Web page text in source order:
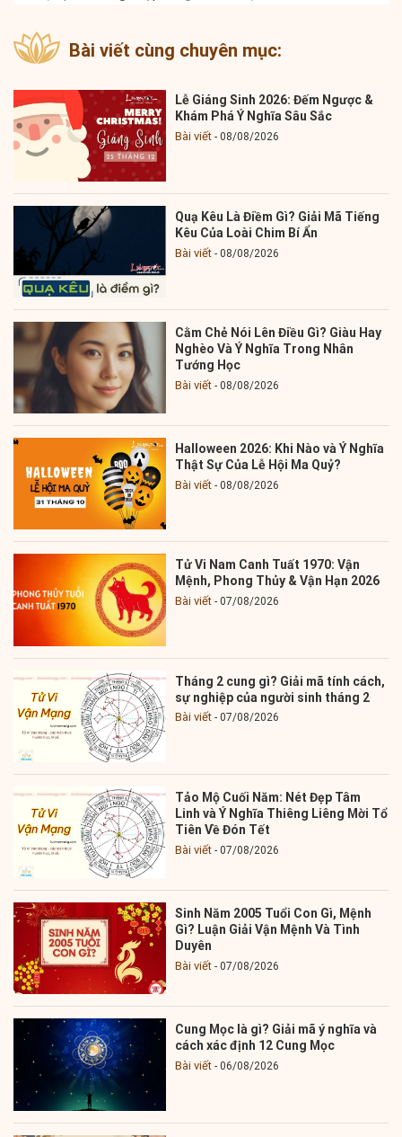
Bài viết cùng chuyên mục:
Lễ Giáng Sinh 2026: Đếm Ngược &
Khám Phá Ý Nghĩa Sâu Sắc
Bài viết 08/08/2026
Quạ Kêu Là Điềm Gì? Giải Mã Tiếng
Kêu Của Loài Chim Bí Ẩn
Bài viết 08/08/2026
Cằm Chẻ Nói Lên Điều Gì? Giàu Hay
Nghèo Và Ý Nghĩa Trong Nhân
Tướng Học
Bài viết 08/08/2026
Halloween 2026: Khi Nào và Ý Nghĩa
Thật Sự Của Lễ Hội Ma Quỷ?
Bài viết 08/08/2026
Tử Vi Nam Canh Tuất 1970: Vận
Mệnh, Phong Thủy & Vận Hạn 2026
Bài viết 07/08/2026
Tháng 2 cung gì? Giải mã tính cách,
sự nghiệp của người sinh tháng 2
Bài viết 07/08/2026
Tảo Mộ Cuối Năm: Nét Đẹp Tâm
Linh và Ý Nghĩa Thiêng Liêng Mời Tổ
Tiên Về Đón Tết
Bài viết 07/08/2026
Sinh Năm 2005 Tuổi Con Gì, Mệnh
Gì? Luận Giải Vận Mệnh Và Tình
Duyên
Bài viết 07/08/2026
Cung Mọc là gì? Giải mã ý nghĩa và
cách xác định 12 Cung Mọc
Bài viết 06/08/2026